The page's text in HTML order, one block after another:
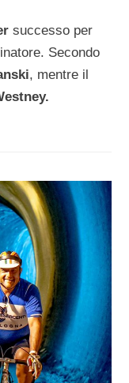
successo per
Secondo
, mentre il